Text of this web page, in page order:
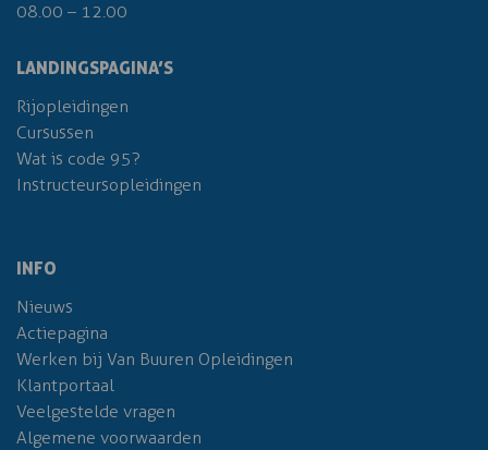
08.00 – 12.00
LANDINGSPAGINA’S
Rijopleidingen
Cursussen
Wat is code 95?
Instructeursopleidingen
INFO
Nieuws
Actiepagina
Werken bij Van Buuren Opleidingen
Klantportaal
Veelgestelde vragen
Algemene voorwaarden